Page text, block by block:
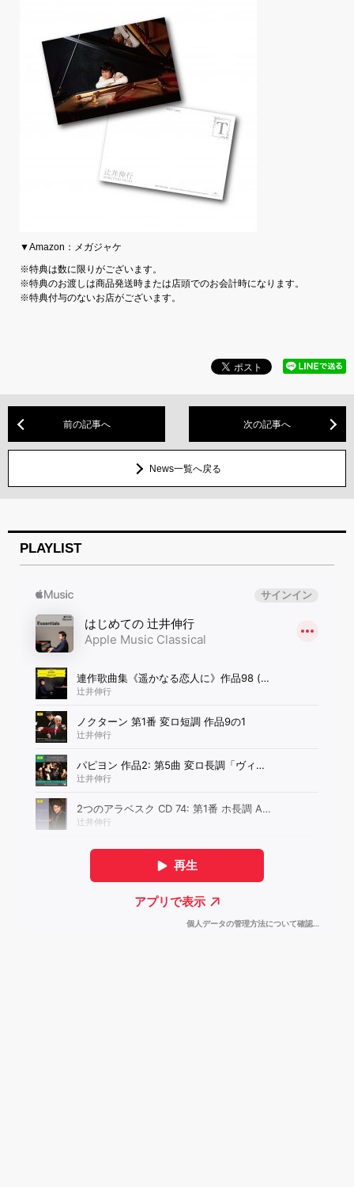
▼Amazon：メガジャケ
※特典は数に限りがございます。
※特典のお渡しは商品発送時または店頭でのお会計時になります。
※特典付与のないお店がございます。
前の記事へ 次の記事へ
News一覧へ戻る
PLAYLIST